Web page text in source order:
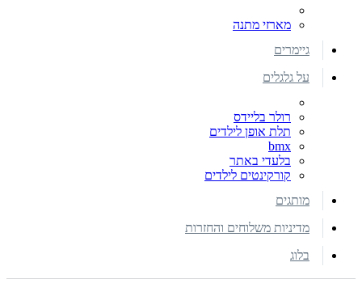
מארזי מתנה
גיימרים
על גלגלים
רולר בליידס
תלת אופן לילדים
bmx
בלעדי באתר
קורקינטים לילדים
מותגים
מדיניות משלוחים והחזרות
בלוג